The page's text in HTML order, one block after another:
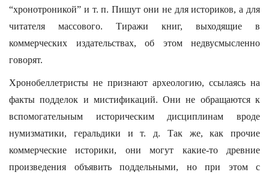
“хронотроникой” и т. п. Пишут они не для историков, а для
читателя массового. Тиражи книг, выходящие в
коммерческих издательствах, об этом недвусмысленно
говорят.
Хронобеллетристы не признают археологию, ссылаясь на
факты подделок и мистификаций. Они не обращаются к
вспомогательным историческим дисциплинам вроде
нумизматики, геральдики и т. д. Так же, как прочие
коммерческие историки, они могут какие-то древние
произведения объявить поддельными, но при этом с